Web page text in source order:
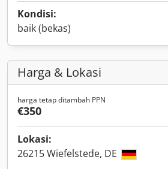
Kondisi:
baik (bekas)
Harga & Lokasi
harga tetap ditambah PPN
€350
Lokasi:
26215 Wiefelstede, DE